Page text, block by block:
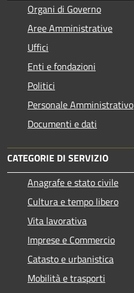
Organi di Governo
Aree Amministrative
Uffici
Enti e fondazioni
Politici
Personale Amministrativo
Documenti e dati
CATEGORIE DI SERVIZIO
Anagrafe e stato civile
Cultura e tempo libero
Vita lavorativa
Imprese e Commercio
Catasto e urbanistica
Mobilità e trasporti